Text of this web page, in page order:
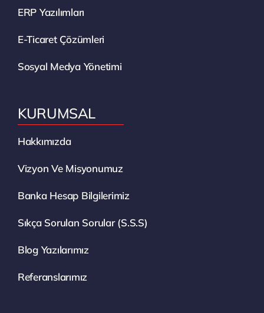
ERP Yazılımları
E-Ticaret Çözümleri
Sosyal Medya Yönetimi
KURUMSAL
Hakkımızda
Vizyon Ve Misyonumuz
Banka Hesap Bilgilerimiz
Sıkça Sorulan Sorular (S.S.S)
Blog Yazılarımız
Referanslarımız